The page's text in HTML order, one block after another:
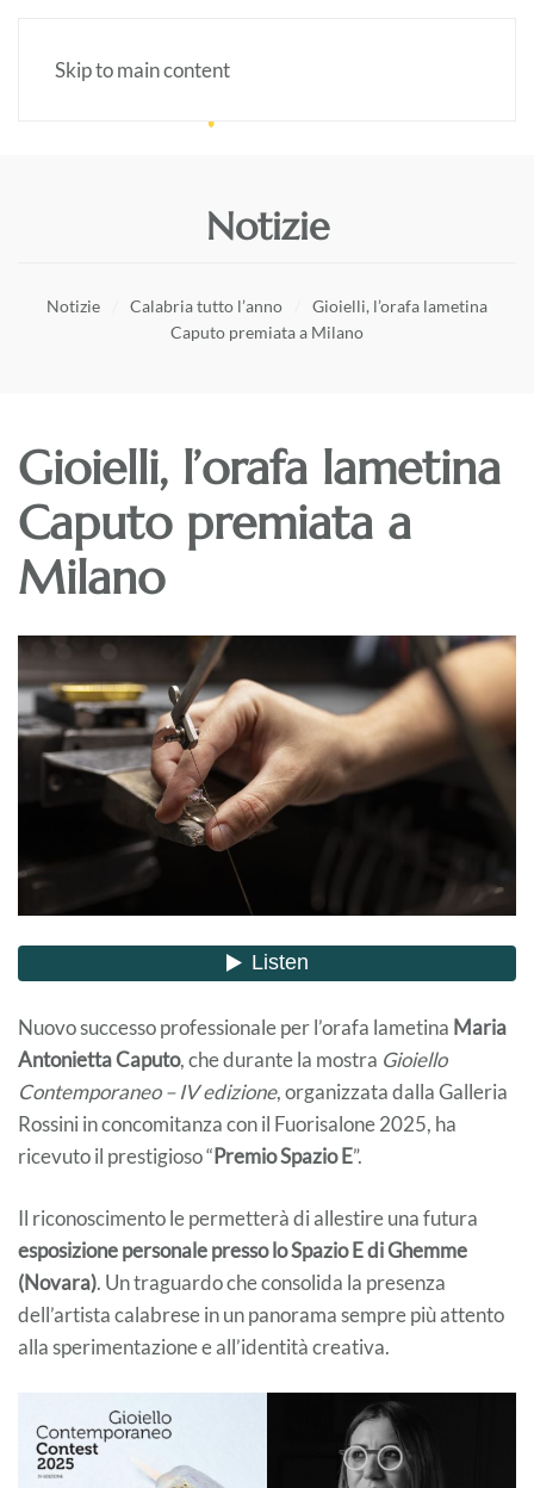
Skip to main content
Notizie
Notizie Calabria tutto l’anno
Gioielli, l’orafa lametina
Caputo premiata a Milano
Gioielli, l’orafa lametina
Caputo premiata a
Milano
Nuovo successo professionale per l’orafa lametina Maria
Antonietta Caputo, che durante la mostra Gioiello
Contemporaneo – IV edizione, organizzata dalla Galleria
Rossini in concomitanza con il Fuorisalone 2025, ha
ricevuto il prestigioso “Premio Spazio E”.
Il riconoscimento le permetterà di allestire una futura
esposizione personale presso lo Spazio E di Ghemme
(Novara). Un traguardo che consolida la presenza
dell’artista calabrese in un panorama sempre più attento
alla sperimentazione e all’identità creativa.